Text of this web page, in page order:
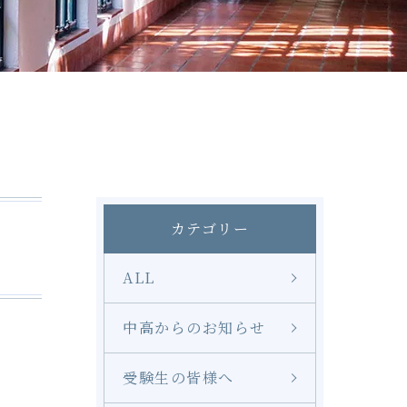
修学旅行 奨学金
LINE
カテゴリー
ALL
中高からのお知らせ
受験生の皆様へ